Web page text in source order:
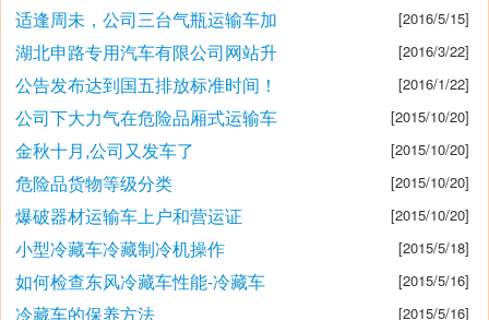
适逢周未，公司三台气瓶运输车加 [2016/5/15]
湖北申路专用汽车有限公司网站升 [2016/3/22]
公告发布达到国五排放标准时间！ [2016/1/22]
公司下大力气在危险品厢式运输车 [2015/10/20]
金秋十月,公司又发车了 [2015/10/20]
危险品货物等级分类 [2015/10/20]
爆破器材运输车上户和营运证 [2015/10/20]
小型冷藏车冷藏制冷机操作 [2015/5/18]
如何检查东风冷藏车性能-冷藏车 [2015/5/16]
冷藏车的保养方法 [2015/5/16]